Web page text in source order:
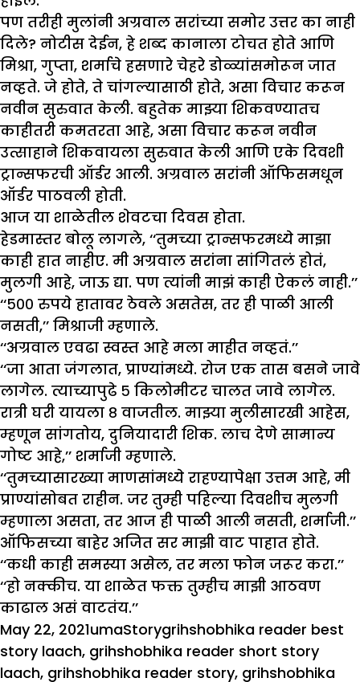
पण तरीही मुलांनी अग्रवाल सरांच्या समोर उत्तर का नाही
दिले? नोटीस देईन, हे शब्द कानाला टोचत होते आणि
मिश्रा, गुप्ता, शर्माचे हसणारे चेहरे डोळ्यांसमोरून जात
नव्हते. जे होते, ते चांगल्यासाठी होते, असा विचार करून
नवीन सुरुवात केली. बहुतेक माझ्या शिकवण्यातच
काहीतरी कमतरता आहे, असा विचार करून नवीन
उत्साहाने शिकवायला सुरुवात केली आणि एके दिवशी
ट्रान्सफरची ऑर्डर आली. अग्रवाल सरांनी ऑफिसमधून
ऑर्डर पाठवली होती.
आज या शाळेतील शेवटचा दिवस होता.
हेडमास्तर बोलू लागले, ‘‘तुमच्या ट्रान्सफरमध्ये माझा
काही हात नाहीए. मी अग्रवाल सरांना सांगितलं होतं,
मुलगी आहे, जाऊ द्या. पण त्यांनी माझं काही ऐकलं नाही.’’
‘‘५०० रुपये हातावर ठेवले असतेस, तर ही पाळी आली
नसती,’’ मिश्राजी म्हणाले.
‘‘अग्रवाल एवढा स्वस्त आहे मला माहीत नव्हतं.’’
‘‘जा आता जंगलात, प्राण्यांमध्ये. रोज एक तास बसने जावे
लागेल. त्याच्यापुढे ५ किलोमीटर चालत जावे लागेल.
रात्री घरी यायला ८ वाजतील. माझ्या मुलीसारखी आहेस,
म्हणून सांगतोय, दुनियादारी शिक. लाच देणे सामान्य
गोष्ट आहे,’’ शर्माजी म्हणाले.
‘‘तुमच्यासारख्या माणसांमध्ये राहण्यापेक्षा उत्तम आहे, मी
प्राण्यांसोबत राहीन. जर तुम्ही पहिल्या दिवशीच मुलगी
म्हणाला असता, तर आज ही पाळी आली नसती, शर्माजी.’’
ऑफिसच्या बाहेर अजित सर माझी वाट पाहात होते.
‘‘कधी काही समस्या असेल, तर मला फोन जरूर करा.’’
‘‘हो नक्कीच. या शाळेत फक्त तुम्हीच माझी आठवण
काढाल असं वाटतंय.’’
Posted
on
May 22, 2021Author
umaCategories
StoryTags
grihshobhika reader best
story laach, grihshobhika reader short story
laach, grihshobhika reader story, grihshobhika